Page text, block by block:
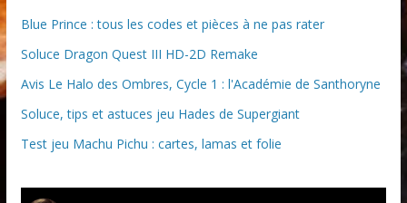
Blue Prince : tous les codes et pièces à ne pas rater
Soluce Dragon Quest III HD-2D Remake
Avis Le Halo des Ombres, Cycle 1 : l'Académie de Santhoryne
Soluce, tips et astuces jeu Hades de Supergiant
Test jeu Machu Pichu : cartes, lamas et folie